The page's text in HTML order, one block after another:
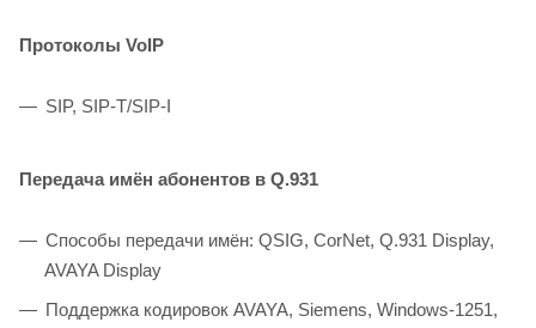
Протоколы VoIP
SIP, SIP-T/SIP-I
Передача имён абонентов в Q.931
Способы передачи имён: QSIG, CorNet, Q.931 Display,
AVAYA Display
Поддержка кодировок AVAYA, Siemens, Windows-1251,